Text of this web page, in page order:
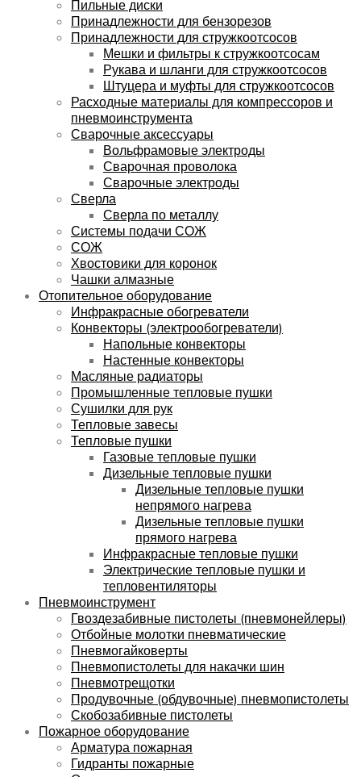
Пильные диски
Принадлежности для бензорезов
Принадлежности для стружкоотсосов
Мешки и фильтры к стружкоотсосам
Рукава и шланги для стружкоотсосов
Штуцера и муфты для стружкоотсосов
Расходные материалы для компрессоров и
пневмоинструмента
Сварочные аксессуары
Вольфрамовые электроды
Сварочная проволока
Сварочные электроды
Сверла
Сверла по металлу
Системы подачи СОЖ
СОЖ
Хвостовики для коронок
Чашки алмазные
Отопительное оборудование
Инфракрасные обогреватели
Конвекторы (электрообогреватели)
Напольные конвекторы
Настенные конвекторы
Масляные радиаторы
Промышленные тепловые пушки
Сушилки для рук
Тепловые завесы
Тепловые пушки
Газовые тепловые пушки
Дизельные тепловые пушки
Дизельные тепловые пушки
непрямого нагрева
Дизельные тепловые пушки
прямого нагрева
Инфракрасные тепловые пушки
Электрические тепловые пушки и
тепловентиляторы
Пневмоинструмент
Гвоздезабивные пистолеты (пневмонейлеры)
Отбойные молотки пневматические
Пневмогайковерты
Пневмопистолеты для накачки шин
Пневмотрещотки
Продувочные (обдувочные) пневмопистолеты
Скобозабивные пистолеты
Пожарное оборудование
Арматура пожарная
Гидранты пожарные